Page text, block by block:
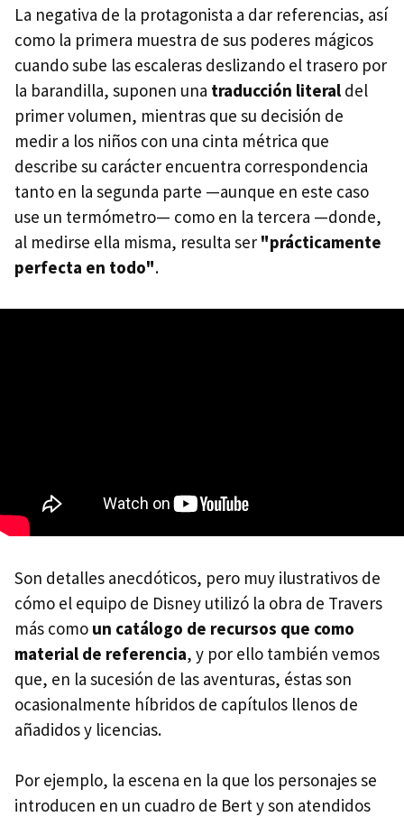
La negativa de la protagonista a dar referencias, así
como la primera muestra de sus poderes mágicos
cuando sube las escaleras deslizando el trasero por
la barandilla, suponen una traducción literal del
primer volumen, mientras que su decisión de
medir a los niños con una cinta métrica que
describe su carácter encuentra correspondencia
tanto en la segunda parte —aunque en este caso
use un termómetro— como en la tercera —donde,
al medirse ella misma, resulta ser "prácticamente
perfecta en todo".
Son detalles anecdóticos, pero muy ilustrativos de
cómo el equipo de Disney utilizó la obra de Travers
más como un catálogo de recursos que como
material de referencia, y por ello también vemos
que, en la sucesión de las aventuras, éstas son
ocasionalmente híbridos de capítulos llenos de
añadidos y licencias.
Por ejemplo, la escena en la que los personajes se
introducen en un cuadro de Bert y son atendidos